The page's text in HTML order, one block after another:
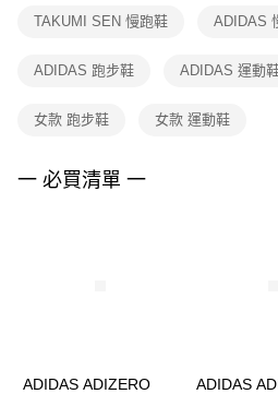
１．透過由恩沛科技股份有限公司提供之
權轉讓予恩沛科技股份有限公司。
３．未成年的使用者請事先徵得法定代理
４．使用「AFTEE先享後付」時，將依據
TAKUMI SEN 慢跑鞋 ADIDAS
ADIDAS 跑步鞋 ADIDAS 運動
女款 跑步鞋 女款 運動鞋
一 必買清單 一
ADIDAS ADIZERO
ADIDAS